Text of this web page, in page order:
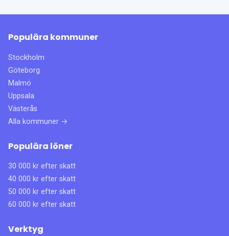
Populära kommuner
Stockholm
Göteborg
Malmö
Uppsala
Västerås
Alla kommuner →
Populära löner
30 000 kr efter skatt
40 000 kr efter skatt
50 000 kr efter skatt
60 000 kr efter skatt
Verktyg